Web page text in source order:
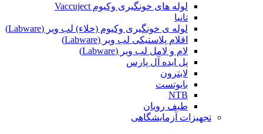
لوله های خونگیری وکیوم Vaccuject
تانیا
لوله ی خونگیری وکیوم (خلاء) لب ویر (Labware)
اقلام پلاستیکی لب ویر (Labware)
لام و لامل لب ویر (Labware)
پل ایده آل پارس
لابترون
بایوتست
NTB
طیف رویان
تجهیزات آزمایشگاهی